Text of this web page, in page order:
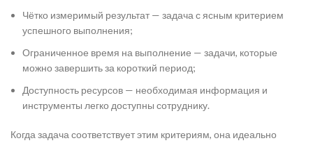
Чётко измеримый результат — задача с ясным критерием
успешного выполнения;
Ограниченное время на выполнение — задачи, которые
можно завершить за короткий период;
Доступность ресурсов — необходимая информация и
инструменты легко доступны сотруднику.
Когда задача соответствует этим критериям, она идеально